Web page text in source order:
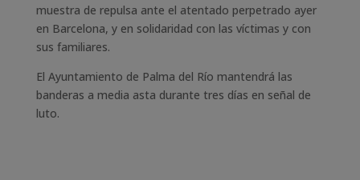
muestra de repulsa ante el atentado perpetrado ayer
en Barcelona, y en solidaridad con las víctimas y con
sus familiares.
El Ayuntamiento de Palma del Río mantendrá las
banderas a media asta durante tres días en señal de
luto.